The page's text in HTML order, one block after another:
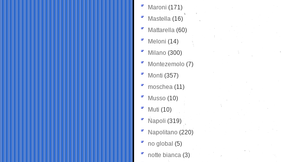
Maroni (171)
Mastella (16)
Mattarella (60)
Meloni (14)
Milano (300)
Montezemolo (7)
Monti (357)
moschea (11)
Musso (10)
Muti (10)
Napoli (319)
Napolitano (220)
no global (5)
notte bianca (3)